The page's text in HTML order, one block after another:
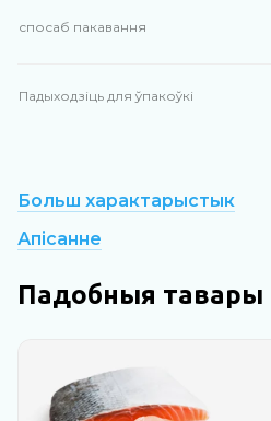
спосаб пакавання
Падыходзіць для ўпакоўкі
Больш характарыстык
Апісанне
Падобныя тавары